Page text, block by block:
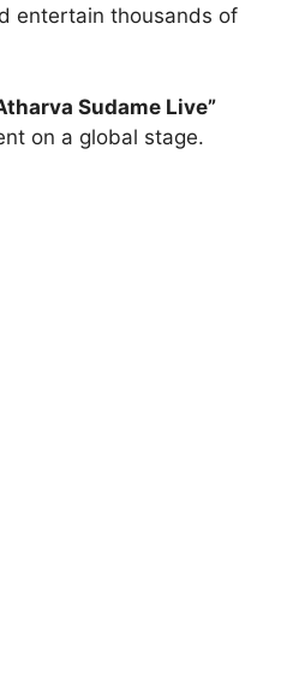
entertain thousands of
Sudame Live”
on a global stage.